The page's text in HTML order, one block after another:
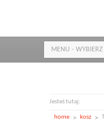
MENU - WYBIERZ
Jesteś tutaj:
home kosz